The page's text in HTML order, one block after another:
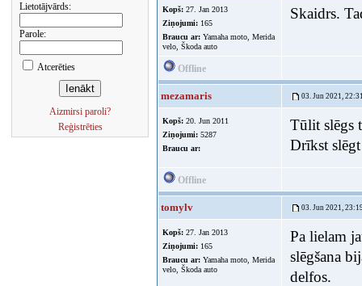
Lietotājvārds:
Parole:
Atcerēties
Aizmirsi paroli?
Reģistrēties
Kopš: 27. Jan 2013
Ziņojumi: 165
Braucu ar: Yamaha moto, Merida
velo, Škoda auto
Skaidrs.
Offline
mezamaris 03. Jun 2021,
Kopš: 20. Jun 2011
Ziņojumi: 5287
Braucu ar:
Tūlit slēgs
Drīkst
Offline
tomylv 03. Jun 2021,
Kopš: 27. Jan 2013
Ziņojumi: 165
Braucu ar: Yamaha moto, Merida
velo, Škoda auto
Pa lielam
slēgšana
delfos.